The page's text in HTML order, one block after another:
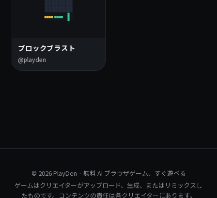
ブロックブラスト
@playden
© 2026 PlayDen · 無料 AI ブラウザゲーム、すぐ遊べる
ゲームはクリエイターがアップロード、生成、またはリミックスし
たものです。コンテンツの責任は各クリエイターにあります。